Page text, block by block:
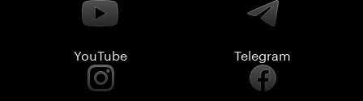
YouTube Telegram